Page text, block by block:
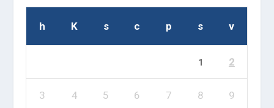
h K s c p s v
1 2
3 4 5 6 7 8 9